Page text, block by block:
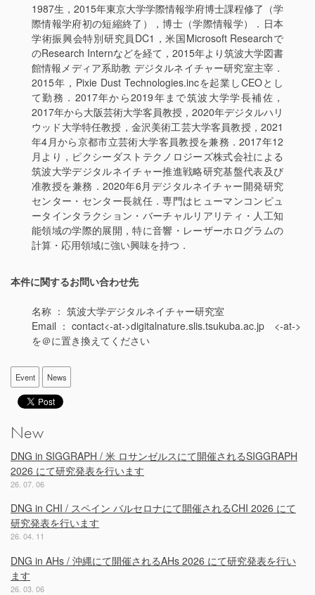
1987生，2015年東京大学学際情報学府博士課程修了（学
際情報学府初の短縮終了），博士（学際情報学）．日本
学術振興会特別研究員DC1，米国Microsoft Researchで
のResearch Internなどを経て，2015年より筑波大学図書
館情報メディア系助教 デジタルネイチャー研究室主宰．
2015年，Pixie Dust Technologies.incを起業しCEOとし
て勤務．2017年から2019年まで筑波大学学長補佐，
2017年から大阪芸術大学客員教授，2020年デジタルハリ
ウッド大学特任教授，金沢美術工芸大学客員教授，2021
年4月から京都市立芸術大学客員教授を兼務．2017年12
月より，ピクシーダストテクノロジーズ株式会社による
筑波大学デジタルネイチャー推進戦略研究基盤代表及び
准教授を兼務．2020年6月デジタルネイチャー開発研究
センター・センター長就任．専門はヒューマンコンピュ
ータインタラクション・バーチャルリアリティ・人工知
能領域の学際的展開 ，特に音響・レーザーホログラムの
計算・応用領域に強い興味を持つ．
本件に関するお問い合わせ先
名称 ： 筑波大学デジタルネイチャー研究室
Email ： contact<-at->digitalnature.slis.tsukuba.ac.jp <-at->
を＠に置き換えてください
Event News
New
DNG in SIGGRAPH / 米 ロサンゼルスにて開催されるSIGGRAPH
2026 にて研究発表を行います
26. 07. 06
DNG in CHI / スペイン バルセロナにて開催されるCHI 2026 にて
研究発表を行います
26. 04. 11
DNG in AHs / 沖縄にて開催されるAHs 2026 にて研究発表を行い
ます
26. 03. 06